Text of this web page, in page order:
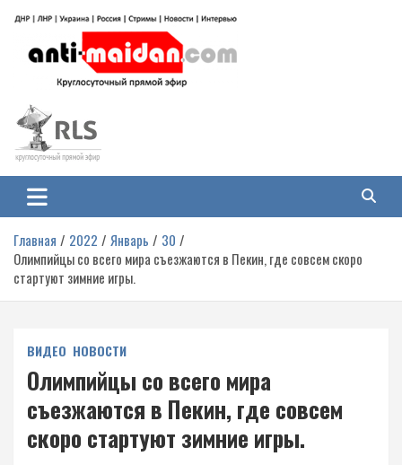
содержимому
Антимайдан: Гражданская война
на Украине
гражданской войне на Украине, включая события в Новороссии, ДНР,
ЛНР и других регионах.
Главная 2022 Январь
30
Олимпийцы со всего мира съезжаются в Пекин, где совсем скоро
стартуют зимние игры.
ВИДЕО НОВОСТИ
Олимпийцы со всего мира
съезжаются в Пекин, где совсем
скоро стартуют зимние игры.